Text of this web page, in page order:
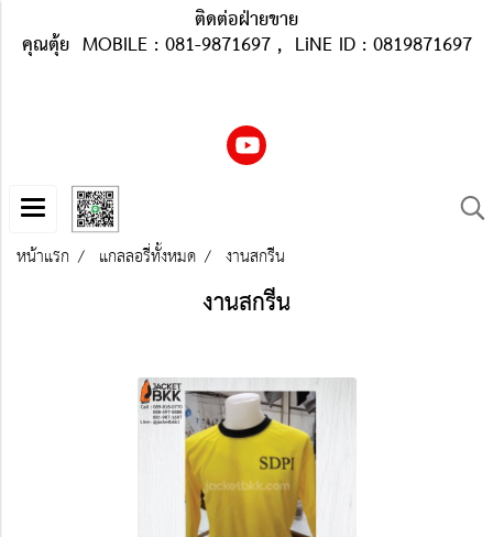
ติดต่อฝ่ายขาย
คุณตุ้ย MOBILE : 081-9871697 , LiNE ID : 0819871697
หน้าแรก แกลลอรี่ทั้งหมด งานสกรีน
งานสกรีน